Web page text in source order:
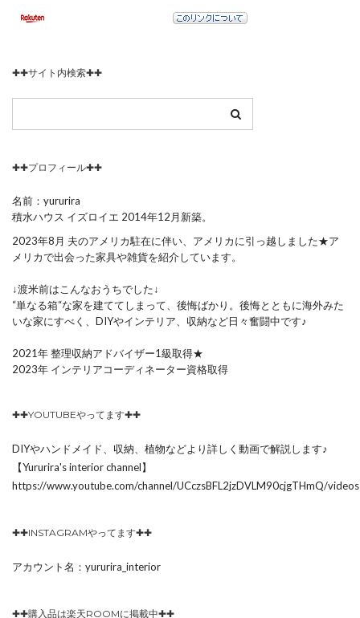
✚✚サイト内検索✚✚
✚✚プロフィール✚✚
名前：yururira
積水ハウス イズロイエ 2014年12月新築。
2023年8月 夫のアメリカ駐在に伴い、アメリカに引っ越しました★ア
メリカで出会った家具や雑貨を紹介しています。
↓渡米前はこんなおうちでした↓
“単なる箱“な家を建ててしまって、後悔ばかり。後悔とともに海外みた
いな家にすべく、DIYやインテリア、収納など日々奮闘中です♪
2021年 整理収納アドバイザー1級取得★
2023年 インテリアコーディネーター資格取得
✚✚YOUTUBEやってます✚✚
DIYやハンドメイド、収納、植物などより詳しく動画で解説します♪
【Yururira's interior channel】
https://www.youtube.com/channel/UCczsBFL2jzDVLM90cjgTHmQ/videos
✚✚INSTAGRAMやってます✚✚
アカウント名：yururira_interior
✚✚購入品は楽天ROOMに掲載中✚✚